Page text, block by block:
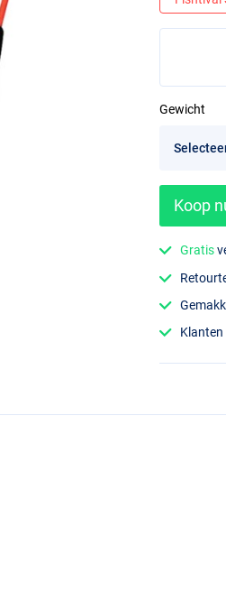
Gewicht
Koop
Gratis
Klanten